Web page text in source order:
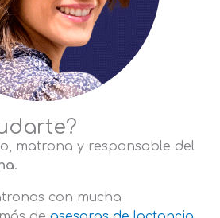
matrona y responsable del
.
con mucha